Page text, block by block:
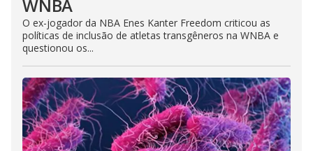
WNBA
O ex-jogador da NBA Enes Kanter Freedom criticou as
políticas de inclusão de atletas transgêneros na WNBA e
questionou os...